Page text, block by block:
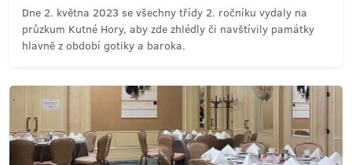
Dne 2. května 2023 se všechny třídy 2. ročníku vydaly na
průzkum Kutné Hory, aby zde zhlédly či navštívily památky
hlavně z období gotiky a baroka.